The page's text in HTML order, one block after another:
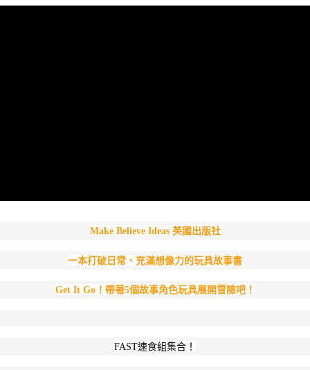
１．透過由恩沛科技股份有限公司提供之「AFTEE先享後付」服務完成之交
Make Believe Ideas 英國出版社
一本打破日常、充滿想像力的玩具故事書
Get It Go！帶著5個故事角色玩具展開冒險吧！
FAST速食組集合！